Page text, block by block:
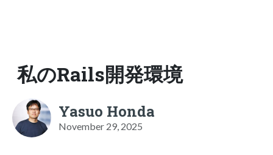
私のRails開発環境
Yasuo Honda
November 29, 2025